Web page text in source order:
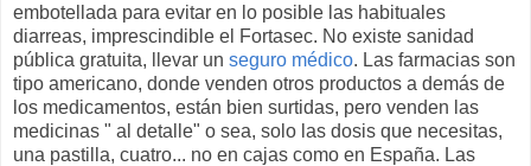
embotellada para evitar en lo posible las habituales
diarreas, imprescindible el Fortasec. No existe sanidad
pública gratuita, llevar un seguro médico. Las farmacias son
tipo americano, donde venden otros productos a demás de
los medicamentos, están bien surtidas, pero venden las
medicinas " al detalle" o sea, solo las dosis que necesitas,
una pastilla, cuatro... no en cajas como en España. Las